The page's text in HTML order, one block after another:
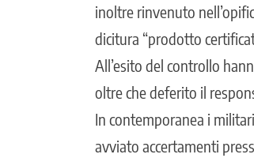
inoltre rinvenuto
dicitura “prodotto
All’esito del controllo
oltre che deferito il
In contemporanea i
avviato accertamenti